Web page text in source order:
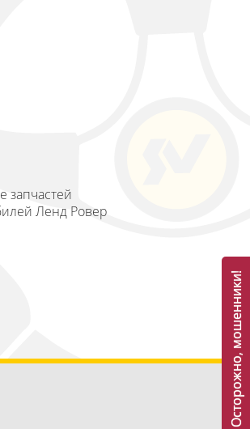
запчастей
Ленд Ровер
Осторожно, мошенники!